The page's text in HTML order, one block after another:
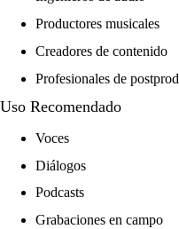
Productores musicales
Creadores de contenido
Profesionales de
Uso Recomendado
Voces
Diálogos
Podcasts
Grabaciones en campo